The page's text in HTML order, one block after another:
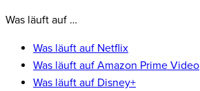
Was läuft auf …
Was läuft auf Netflix
Was läuft auf Amazon Prime Video
Was läuft auf Disney+